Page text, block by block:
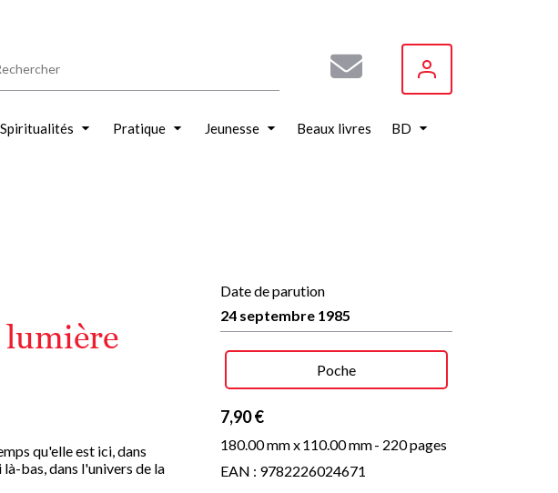
Spiritualités Pratique Jeunesse Beaux livres BD
lumière
qu'elle est ici, dans
bas, dans l'univers de la
Date de parution
24 septembre 1985
Poche
7,90 €
180.00 mm x110.00 mm- 220 pages
EAN : 9782226024671